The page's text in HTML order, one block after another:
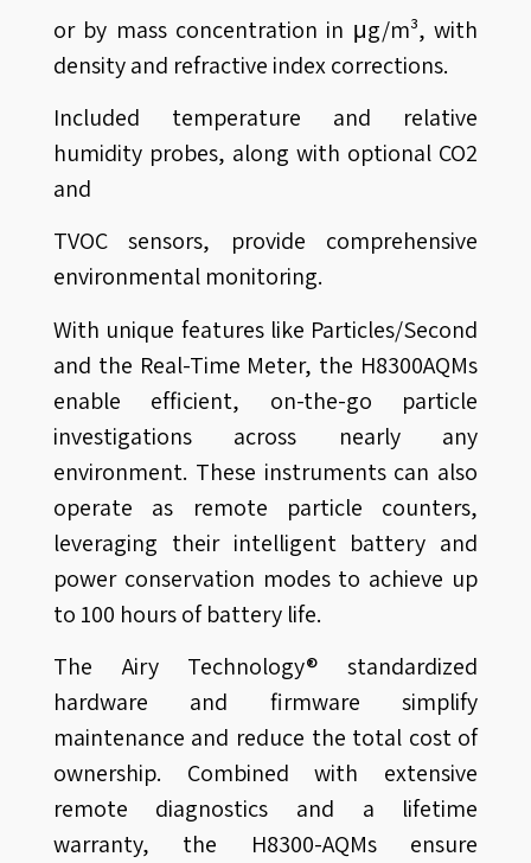
or by mass concentration in μg/m³, with
density and refractive index corrections.
Included temperature and relative
humidity probes, along with optional CO2
and
TVOC sensors, provide comprehensive
environmental monitoring.
With unique features like Particles/Second
and the Real-Time Meter, the H8300AQMs
enable efficient, on-the-go particle
investigations across nearly any
environment. These instruments can also
operate as remote particle counters,
leveraging their intelligent battery and
power conservation modes to achieve up
to 100 hours of battery life.
The Airy Technology® standardized
hardware and firmware simplify
maintenance and reduce the total cost of
ownership. Combined with extensive
remote diagnostics and a lifetime
warranty, the H8300-AQMs ensure